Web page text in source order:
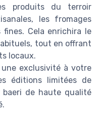
produits du terroir
les fromages
Cela enrichira le
tout en offrant
locaux.
exclusivité à votre
éditions limitées de
de haute qualité